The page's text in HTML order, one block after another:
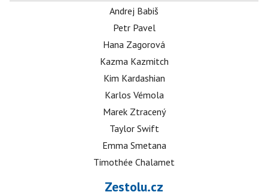
Andrej Babiš
Petr Pavel
Hana Zagorová
Kazma Kazmitch
Kim Kardashian
Karlos Vémola
Marek Ztracený
Taylor Swift
Emma Smetana
Timothée Chalamet
Zestolu.cz